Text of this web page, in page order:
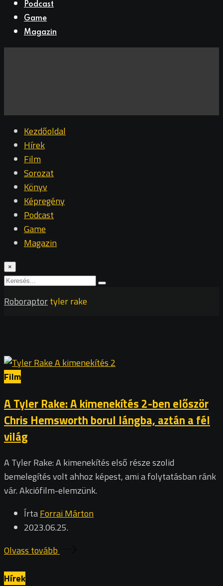
Podcast
Game
Magazin
Kezdőoldal
Hírek
Film
Sorozat
Könyv
Képregény
Podcast
Game
Magazin
×
Roboraptortyler rake
Film
A Tyler Rake: A kimenekítés 2-ben először
Chris Hemsworth borul lángba, aztán a fél
világ
A Tyler Rake: A kimenekítés első része szolid
bemelegítés volt ahhoz képest, ami a folytatásban ránk
vár. Akciófilm-elemzünk.
ÍrtaForrai Márton
2023.06.25.
Olvass tovább
Hírek